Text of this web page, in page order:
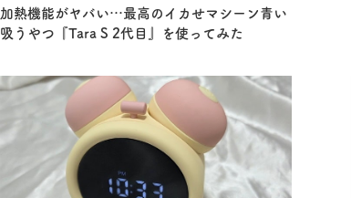
加熱機能がヤバい…最高のイカせマシーン青い
吸うやつ『Tara S 2代目』を使ってみた